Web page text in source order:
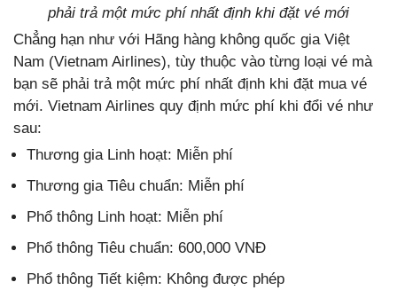
phải trả một mức phí nhất định khi đặt vé mới
Chẳng hạn như với Hãng hàng không quốc gia Việt
Nam (Vietnam Airlines), tùy thuộc vào từng loại vé mà
bạn sẽ phải trả một mức phí nhất định khi đặt mua vé
mới. Vietnam Airlines quy định mức phí khi đổi vé như
sau:
Thương gia Linh hoạt: Miễn phí
Thương gia Tiêu chuẩn: Miễn phí
Phổ thông Linh hoạt: Miễn phí
Phổ thông Tiêu chuẩn: 600,000 VNĐ
Phổ thông Tiết kiệm: Không được phép